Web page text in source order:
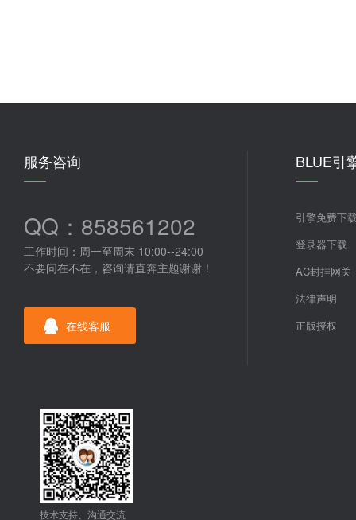
服务咨询
QQ：858561202
工作时间：周一至周末 10:00--24:00
不要问在不在，咨询请直奔主题谢谢！
在线客服
BLUE引
引擎免费下
登录器下载
AC封挂网关
法律声明
正版授权
技术支持、沟通交流